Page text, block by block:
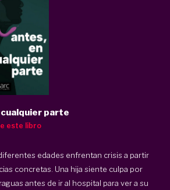
parte
este libro
edades enfrentan crisis a partir
concretas. Una hija siente culpa por
antes de ir al hospital para ver a su